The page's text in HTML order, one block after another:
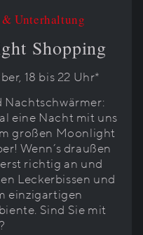
Unterhaltung
Shopping
18 bis 22 Uhr*
Nachtschwärmer:
eine Nacht mit uns
großen Moonlight
Wenn’s draußen
richtig an und
Leckerbissen und
einzigartigen
Sind Sie mit